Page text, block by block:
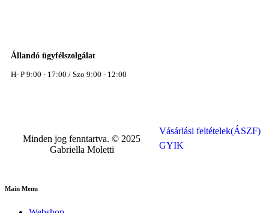
Állandó ügyfélszolgálat
H- P 9:00 - 17:00 / Szo 9:00 - 12:00
Minden jog fenntartva. © 2025
Gabriella Moletti
Vásárlási feltételek(ÁSZF)
GYIK
Main Menu